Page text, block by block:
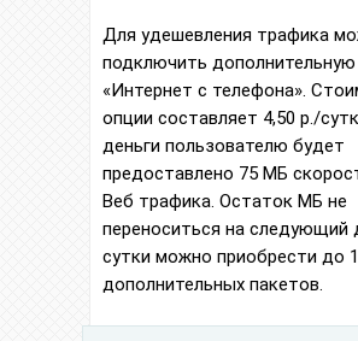
Для удешевления трафика
подключить
«Интернет с телефона».
опции составляет 4,50 р./
деньги пользователю будет
предоставлено 75 МБ
Веб трафика. Остаток МБ не
переноситься на следующий
сутки можно приобрести до
дополнительных пакетов.